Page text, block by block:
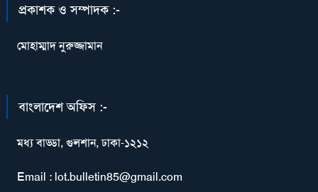
প্রকাশক ও সম্পাদক :-
মোহাম্মাদ নুরুজ্জামান
বাংলাদেশ অফিস :-
মধ্য বাড্ডা, গুলশান, ঢাকা-১২১২
Email : lot.bulletin85@gmail.com